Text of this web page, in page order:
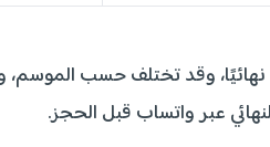
وقد تختلف حسب الموسم،
عبر واتساب قبل الحجز.